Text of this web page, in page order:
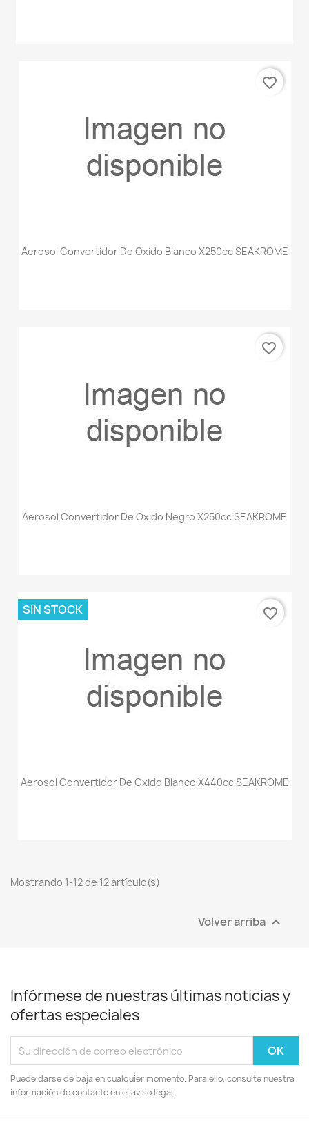
Aerosol Convertidor De Oxido Blanco X250cc SEAKROME
favorite_border
Aerosol Convertidor De Oxido Negro X250cc SEAKROME
favorite_border
Aerosol Convertidor De Oxido Blanco X440cc SEAKROME
SIN STOCK favorite_border
Mostrando 1-12 de 12 artículo(s)
Volver arriba 
Infórmese de nuestras últimas noticias y
ofertas especiales
Puede darse de baja en cualquier momento. Para ello, consulte nuestra
información de contacto en el aviso legal.